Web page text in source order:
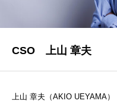
CSO 上山 章夫
上山 章夫（AKIO UEYAMA）